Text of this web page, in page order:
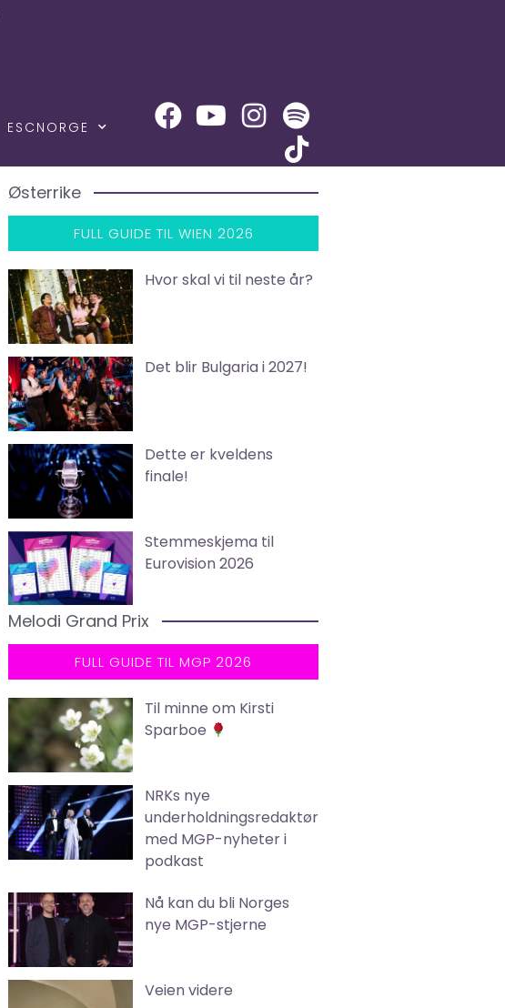
ESCNORGE
Østerrike
FULL GUIDE TIL WIEN 2026
Hvor skal vi til neste år?
Det blir Bulgaria i 2027!
Dette er kveldens
finale!
Stemmeskjema til
Eurovision 2026
Melodi Grand Prix
FULL GUIDE TIL MGP 2026
Til minne om Kirsti
Sparboe
NRKs nye
underholdningsredaktør
med MGP-nyheter i
podkast
Nå kan du bli Norges
nye MGP-stjerne
Veien videre